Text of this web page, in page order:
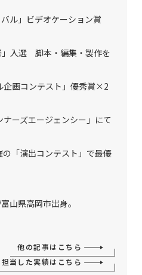
ル」ビデオケーション賞
入選 脚本・編集・製作を
画コンテスト」優秀賞×2
ーズエージェンシー」にて
「演出コンテスト」で最優
山県高岡市出身。
他の記事はこちら
担当した実績はこちら